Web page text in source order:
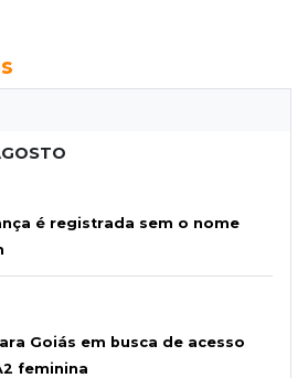
é registrada sem o nome
Goiás em busca de acesso
feminina